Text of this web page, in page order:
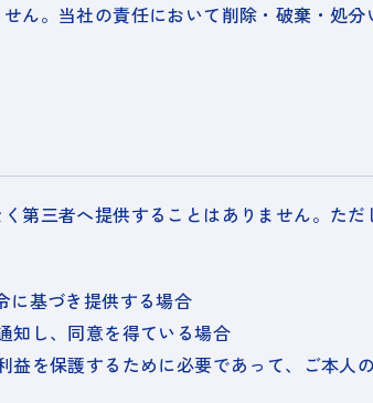
ん。当社の責任において削除・破棄・処分
第三者へ提供することはありません。た
に基づき提供する場合
知し、同意を得ている場合
を保護するために必要であって、ご本人